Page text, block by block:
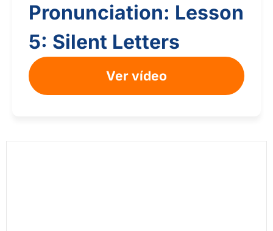
Pronunciation: Lesson
5: Silent Letters
Ver vídeo